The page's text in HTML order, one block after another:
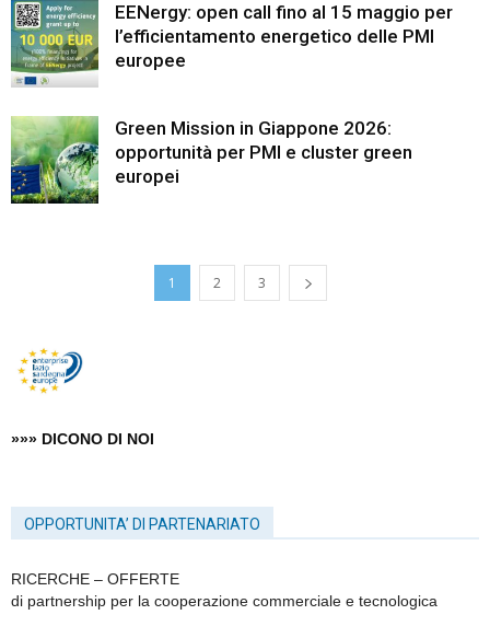
EENergy: open call fino al 15 maggio per
l’efficientamento energetico delle PMI
europee
Green Mission in Giappone 2026:
opportunità per PMI e cluster green
europei
1 2 3
»»» DICONO DI NOI
OPPORTUNITA’ DI PARTENARIATO
RICERCHE – OFFERTE
di partnership per la cooperazione commerciale e tecnologica